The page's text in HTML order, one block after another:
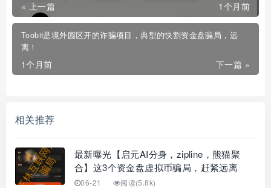
« 上一篇 1个月前
Toobit是境外园区开的诈骗项目，典型的快割资金盘骗局，远
离！
下一篇 »
1个月前
相关推荐
最新曝光【启元AI分身，zipline，熊猫聚
合】这3个资金盘虚拟币骗局，赶紧远离
06-21 阅读(5.8k)